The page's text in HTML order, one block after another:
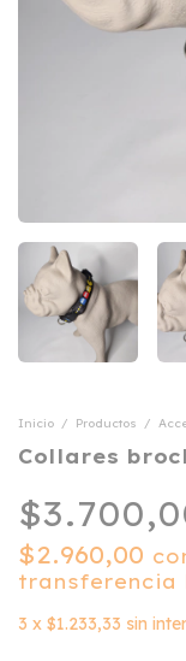
Inicio / Productos /
Collares
$2.960,00
transferencia
3 x $1.233,33 sin